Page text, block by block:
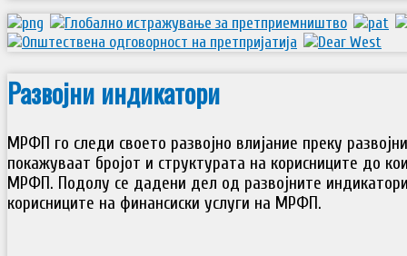
Развојни индикатори
МРФП го следи своето развојно влијание преку
покажуваат бројот и структурата на корисниците до
МРФП. Подолу се дадени дел од развојните
корисниците на финансиски услуги на МРФП.